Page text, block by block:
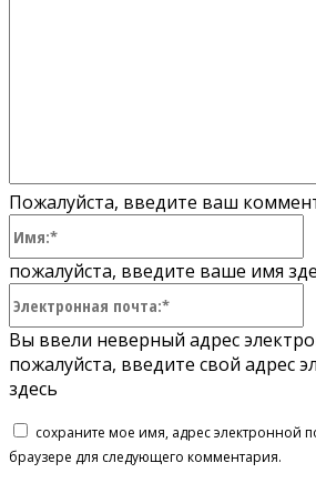
Пожалуйста, введите ваш
пожалуйста, введите ваше имя
Вы ввели неверный адрес
пожалуйста, введите свой адрес
здесь
сохраните мое имя, адрес электронной
браузере для следующего комментария.